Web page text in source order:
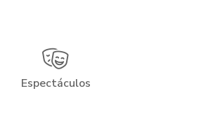
Espectáculos